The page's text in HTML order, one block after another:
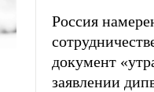
Россия
документ
заявлении